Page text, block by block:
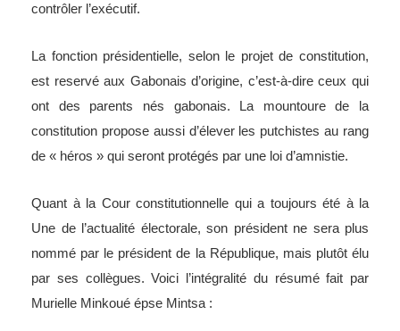
contrôler l’exécutif.
La fonction présidentielle, selon le projet de constitution,
est reservé aux Gabonais d’origine, c’est-à-dire ceux qui
ont des parents nés gabonais. La mountoure de la
constitution propose aussi d’élever les putchistes au rang
de « héros » qui seront protégés par une loi d’amnistie.
Quant à la Cour constitutionnelle qui a toujours été à la
Une de l’actualité électorale, son président ne sera plus
nommé par le président de la République, mais plutôt élu
par ses collègues. Voici l’intégralité du résumé fait par
Murielle Minkoué épse Mintsa :